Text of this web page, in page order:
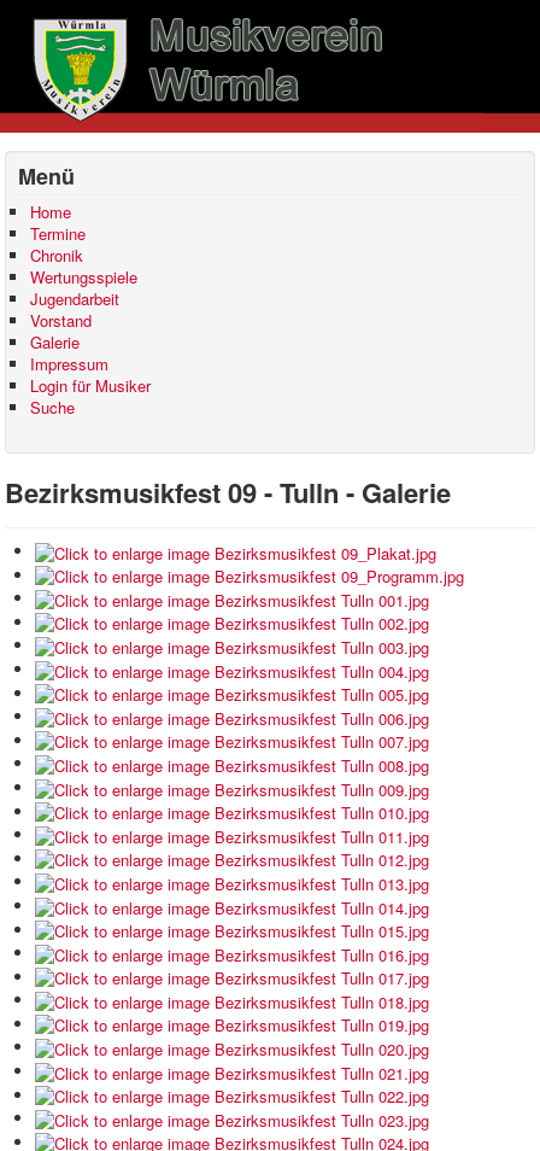
Menü
Home
Termine
Chronik
Wertungsspiele
Jugendarbeit
Vorstand
Galerie
Impressum
Login für Musiker
Suche
Bezirksmusikfest 09 - Tulln - Galerie